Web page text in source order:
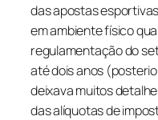
das apostas
em ambiente físico
regulamentação do
até dois anos
deixava muitos
das alíquotas de